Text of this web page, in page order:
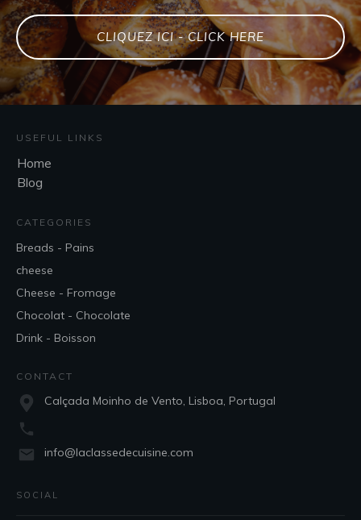
CLIQUEZ ICI - CLICK HERE
USEFUL LINKS
Home
Blog
CATEGORIES
Breads - Pains
cheese
Cheese - Fromage
Chocolat - Chocolate
Drink - Boisson
CONTACT
Calçada Moinho de Vento, Lisboa, Portugal
info@laclassedecuisine.com
SOCIAL